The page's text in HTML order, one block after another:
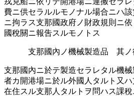
費ニ供セラルルモノナル場合ニハ
ニ拘ラス支那國政府ノ財政規則ニ
國稅關ニ報吿スルモノトス
支那國內ノ機械製造󠄁品 其ノ
支那國內ニ於テ製造󠄁セラレタル機
者カ開港場ニ於ル外國人タルト又
在住スル支那人タルトヲ問ハス課